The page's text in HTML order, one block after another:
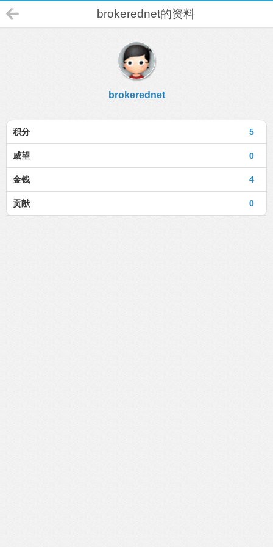
brokerednet的资料
brokerednet
5
积分
0
威望
4
金钱
0
贡献